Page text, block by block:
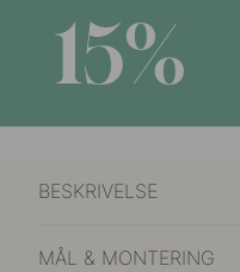
15%
BESKRIVELSE
MÅL & MONTERING